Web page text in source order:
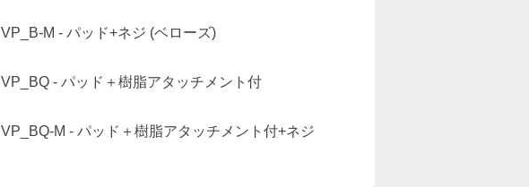
VP_B-M - パッド+ネジ (ベローズ)
VP_BQ - パッド＋樹脂アタッチメント付
VP_BQ-M - パッド＋樹脂アタッチメント付+ネジ